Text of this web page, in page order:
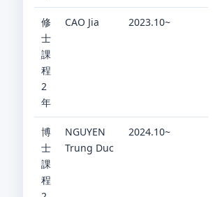
修
士
課
程
2
年
CAO Jia 2023.10~
博
士
課
程
NGUYEN
Trung Duc
2024.10~